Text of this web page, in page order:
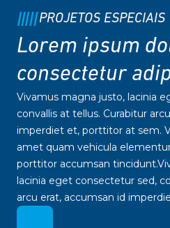
PROJETOS ESPECIAIS
Lorem ipsum
consectetur
Vivamus magna justo, lacinia
convallis at tellus. Curabitur
imperdiet et, porttitor at sem.
amet quam vehicula
porttitor accumsan
lacinia eget consectetur sed,
arcu erat, accumsan id